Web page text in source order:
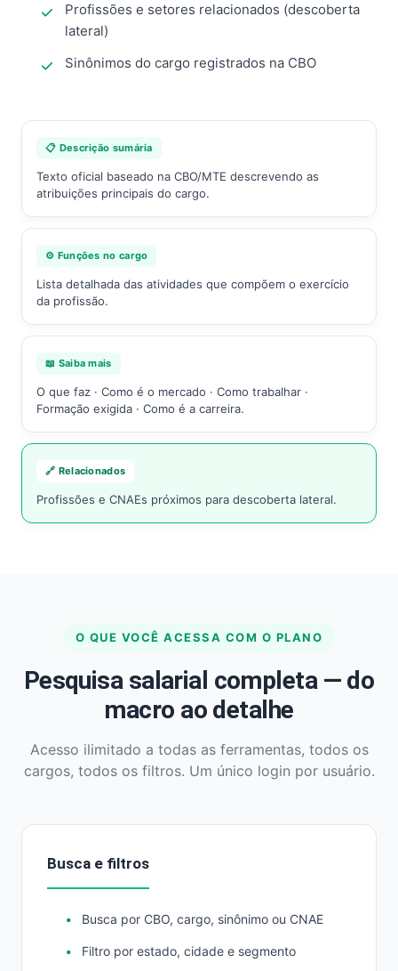
Profissões e setores relacionados (descoberta
lateral)
Sinônimos do cargo registrados na CBO
📋 Descrição sumária
Texto oficial baseado na CBO/MTE descrevendo as
atribuições principais do cargo.
⚙️ Funções no cargo
Lista detalhada das atividades que compõem o exercício
da profissão.
📖 Saiba mais
O que faz · Como é o mercado · Como trabalhar ·
Formação exigida · Como é a carreira.
🔗 Relacionados
Profissões e CNAEs próximos para descoberta lateral.
O QUE VOCÊ ACESSA COM O PLANO
Pesquisa salarial completa — do
macro ao detalhe
Acesso ilimitado a todas as ferramentas, todos os
cargos, todos os filtros. Um único login por usuário.
Busca e filtros
Busca por CBO, cargo, sinônimo ou CNAE
Filtro por estado, cidade e segmento